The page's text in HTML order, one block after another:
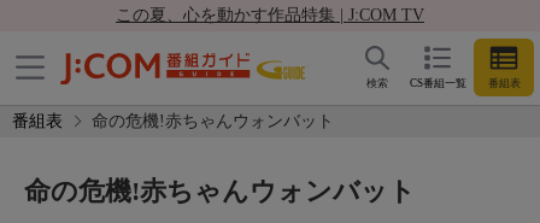
この夏、心を動かす作品特集 | J:COM TV
CS番組一覧 番組表
検索
番組表 命の危機!赤ちゃんウォンバット
命の危機!赤ちゃんウォンバット